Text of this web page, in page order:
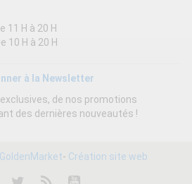
11 H à 20 H
10 H à 20 H
à la Newsletter
de nos promotions
des dernières nouveautés !
GoldenMarket- Création site web